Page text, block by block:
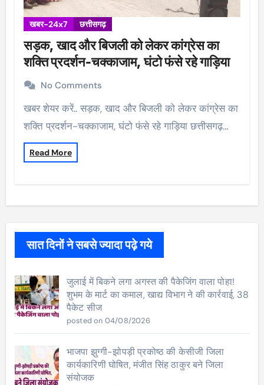
खबर-24x7 छत्तीसगढ़
सड़क, खाद और बिजली को लेकर कांग्रेस का
शक्ति प्रदर्शन-चक्काजाम, घंटो फंसे रहे गाड़िया
No Comments
खबर शेयर करें.. सड़क, खाद और बिजली को लेकर कांग्रेस का
शक्ति प्रदर्शन-चक्काजाम, घंटो फंसे रहे गाड़िया छत्तीसगढ़…
Read More
सात दिनों ने सबसे ज्यादा पढ़े गये
जुलाई में बिकने लगा अगस्त की पैकेजिंग वाला पोहा!
शुभम के मार्ट का कमाल, खाद्य विभाग ने की कार्रवाई, 38
पैकेट सीज
posted on 04/08/2026
भाजपा झुग्गी-झोपड़ी प्रकोष्ठ की केसीजी जिला
कार्यकारिणी घोषित, मंजीत सिंह ठाकुर बने जिला
संयोजक